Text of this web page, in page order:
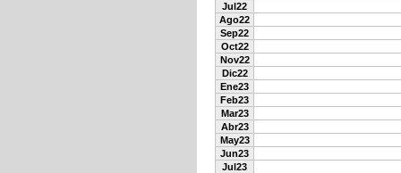
Jul22
Ago22
Sep22
Oct22
Nov22
Dic22
Ene23
Feb23
Mar23
Abr23
May23
Jun23
Jul23